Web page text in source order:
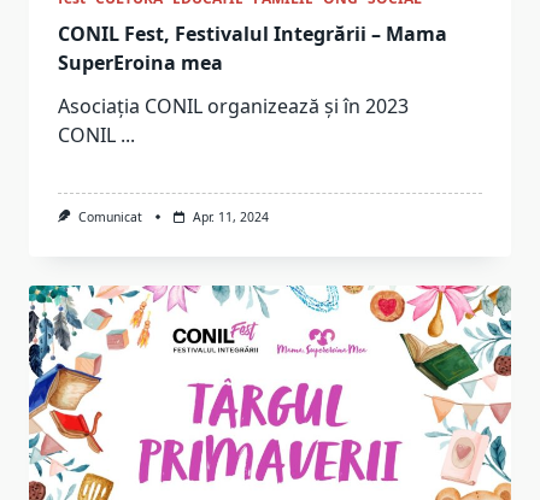
CONIL Fest, Festivalul Integrării – Mama
SuperEroina mea
Asociația CONIL organizează și în 2023
CONIL ...
Comunicat Apr. 11, 2024